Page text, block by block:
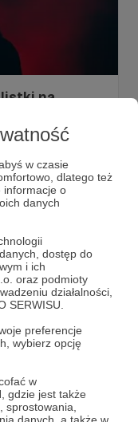
w czasie
dlatego też
informacje o
danych
dostęp do
i ich
oraz podmioty
działalności,
SERWISU.
preferencje
wybierz opcję
w
gdzie jest także
sprostowania,
danych, a także w
na
Przemiany,
Nauki Kopernik.
na
na ten temat!
+2